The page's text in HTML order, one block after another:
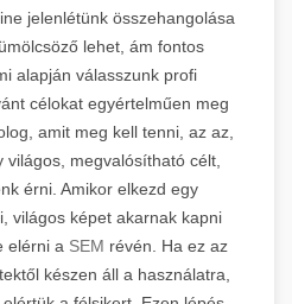
jelenlétünk összehangolása
lehet, ám fontos
alapján válasszunk profi
célokat egyértelműen meg
amit meg kell tenni, az az,
világos, megvalósítható célt,
érni. Amikor elkezd egy
világos képet akarnak kapni
elérni a SEM révén. Ha ez az
készen áll a használatra,